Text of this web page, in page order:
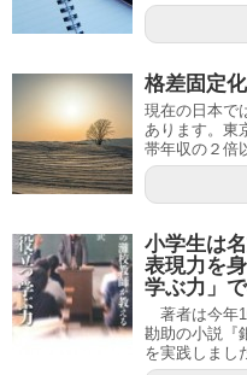
格差固定
現在の日本で
あります。東
帯年収の２倍
小学生は
表現力を
学ぶ力」
著者は今年
勘助の小説『
を実践しまし